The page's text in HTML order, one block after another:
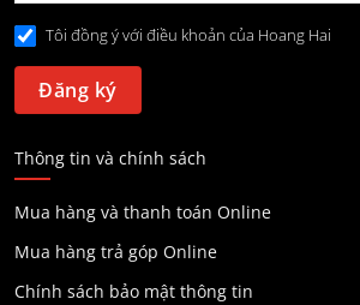
Tôi đồng ý với điều khoản của Hoang Hai
Thông tin và chính sách
Mua hàng và thanh toán Online
Mua hàng trả góp Online
Chính sách bảo mật thông tin